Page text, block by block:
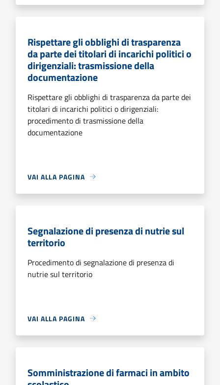
Rispettare gli obblighi di trasparenza
da parte dei titolari di incarichi politici o
dirigenziali: trasmissione della
documentazione
Rispettare gli obblighi di trasparenza da parte dei
titolari di incarichi politici o dirigenziali:
procedimento di trasmissione della
documentazione
VAI ALLA PAGINA
Segnalazione di presenza di nutrie sul
territorio
Procedimento di segnalazione di presenza di
nutrie sul territorio
VAI ALLA PAGINA
Somministrazione di farmaci in ambito